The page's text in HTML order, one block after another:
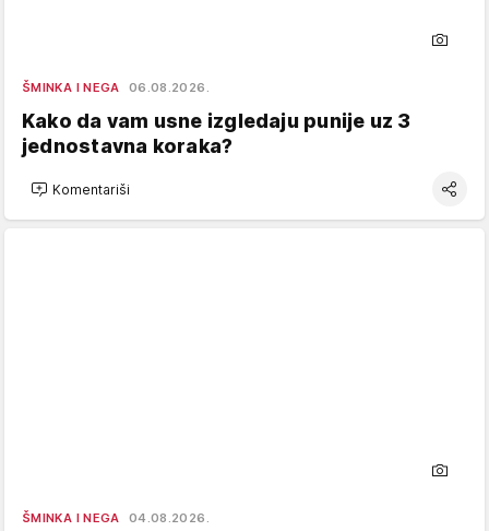
ŠMINKA I NEGA 06.08.2026.
Kako da vam usne izgledaju punije uz 3
jednostavna koraka?
Komentariši
ŠMINKA I NEGA 04.08.2026.